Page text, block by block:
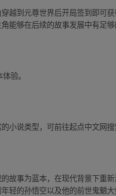
越到元尊世界后开局签到即可
能够在后续的故事发展中有足
验。
小说类型，可前往起点中文网搜
故事为蓝本，在现代背景下重
轻的孙悟空以及他的前世鬼魈